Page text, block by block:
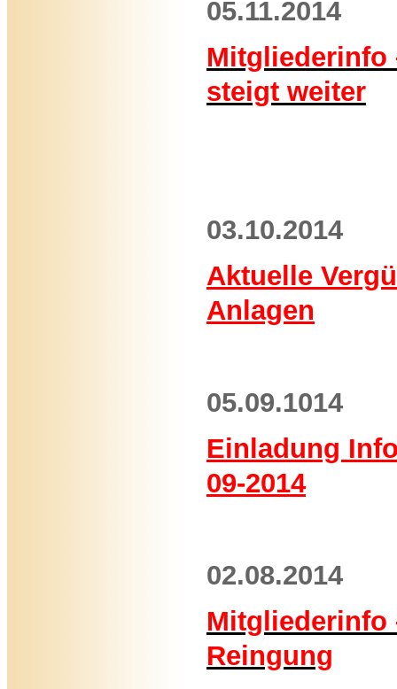
05.11.2014
Mitgliederinfo
steigt weiter
03.10.2014
Aktuelle
Anlagen
05.09.1014
Einladung
09-2014
02.08.2014
Mitgliederinfo
Reingung